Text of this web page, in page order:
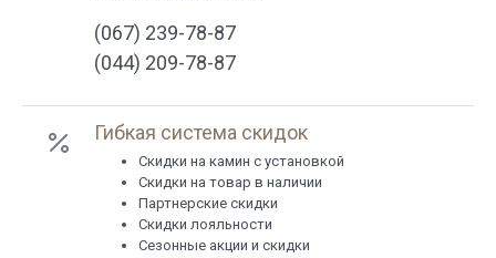
(067) 239-78-87
(044) 209-78-87
Гибкая система скидок
Cкидки на камин с установкой
Скидки на товар в наличии
Партнерские скидки
Скидки лояльности
Сезонные акции и скидки